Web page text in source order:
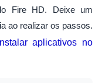
Fire HD. Deixe um
ao realizar os passos.
aplicativos no